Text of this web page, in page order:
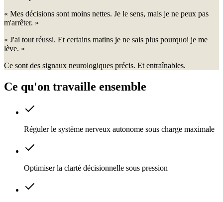
« Mes décisions sont moins nettes. Je le sens, mais je ne peux pas
m'arrêter. »
« J'ai tout réussi. Et certains matins je ne sais plus pourquoi je me
lève. »
Ce sont des signaux neurologiques précis. Et entraînables.
Ce qu'on travaille ensemble
Réguler le système nerveux autonome sous charge maximale
Optimiser la clarté décisionnelle sous pression